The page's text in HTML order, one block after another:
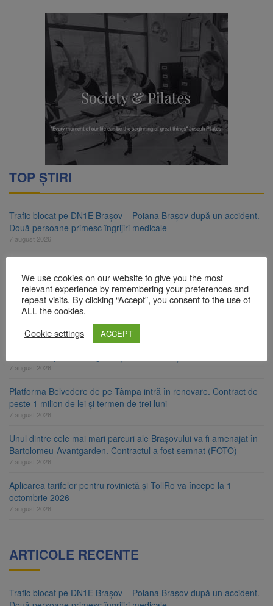
TOP ȘTIRI
Trafic blocat pe DN1E Brașov – Poiana Brașov după un accident.
Două persoane primesc îngrijiri medicale
7 august 2026
Brașov după plata prejudiciului
7 august 2026
Primăria Brașov amenință cu sistarea plăților către Brai-Cata și
Comprest. Motivul: platforme de gunoi neigienizate
7 august 2026
7 august 2026
Platforma Belvedere de pe Tâmpa intră în renovare. Contract de
peste 1 milion de lei și termen de trei luni
7 august 2026
Unul dintre cele mai mari parcuri ale Brașovului va fi amenajat în
Bartolomeu-Avantgarden. Contractul a fost semnat (FOTO)
7 august 2026
Aplicarea tarifelor pentru rovinietă și TollRo va începe la 1
octombrie 2026
7 august 2026
ARTICOLE RECENTE
Trafic blocat pe DN1E Brașov – Poiana Brașov după un accident.
We use cookies on our website to give you the most
relevant experience by remembering your preferences and
repeat visits. By clicking “Accept”, you consent to the use of
ALL the cookies.
Cookie settings
ACCEPT